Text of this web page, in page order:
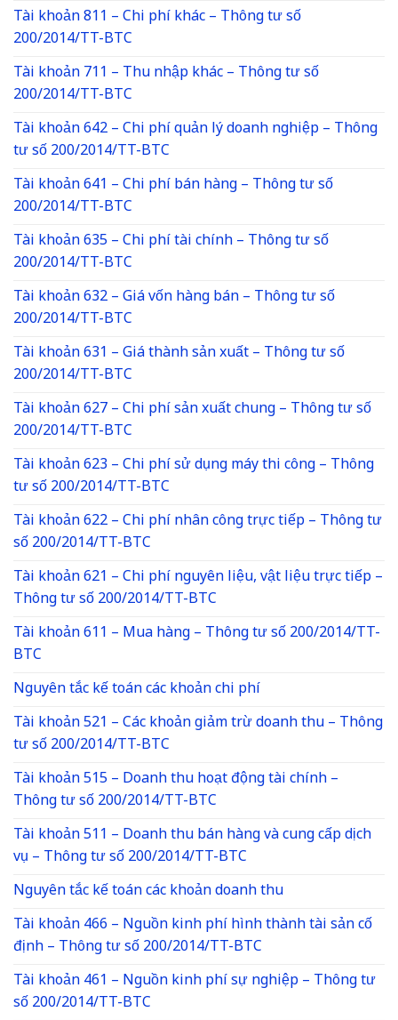
Tài khoản 811 – Chi phí khác – Thông tư số
200/2014/TT-BTC
Tài khoản 711 – Thu nhập khác – Thông tư số
200/2014/TT-BTC
Tài khoản 642 – Chi phí quản lý doanh nghiệp – Thông
tư số 200/2014/TT-BTC
Tài khoản 641 – Chi phí bán hàng – Thông tư số
200/2014/TT-BTC
Tài khoản 635 – Chi phí tài chính – Thông tư số
200/2014/TT-BTC
Tài khoản 632 – Giá vốn hàng bán – Thông tư số
200/2014/TT-BTC
Tài khoản 631 – Giá thành sản xuất – Thông tư số
200/2014/TT-BTC
Tài khoản 627 – Chi phí sản xuất chung – Thông tư số
200/2014/TT-BTC
Tài khoản 623 – Chi phí sử dụng máy thi công – Thông
tư số 200/2014/TT-BTC
Tài khoản 622 – Chi phí nhân công trực tiếp – Thông tư
số 200/2014/TT-BTC
Tài khoản 621 – Chi phí nguyên liệu, vật liệu trực tiếp –
Thông tư số 200/2014/TT-BTC
Tài khoản 611 – Mua hàng – Thông tư số 200/2014/TT-
BTC
Nguyên tắc kế toán các khoản chi phí
Tài khoản 521 – Các khoản giảm trừ doanh thu – Thông
tư số 200/2014/TT-BTC
Tài khoản 515 – Doanh thu hoạt động tài chính –
Thông tư số 200/2014/TT-BTC
Tài khoản 511 – Doanh thu bán hàng và cung cấp dịch
vụ – Thông tư số 200/2014/TT-BTC
Nguyên tắc kế toán các khoản doanh thu
Tài khoản 466 – Nguồn kinh phí hình thành tài sản cố
định – Thông tư số 200/2014/TT-BTC
Tài khoản 461 – Nguồn kinh phí sự nghiệp – Thông tư
số 200/2014/TT-BTC